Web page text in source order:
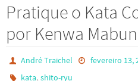
Pratique o Kata
por Kenwa
André Traichel fevereiro 13,
kata,shito-ryu